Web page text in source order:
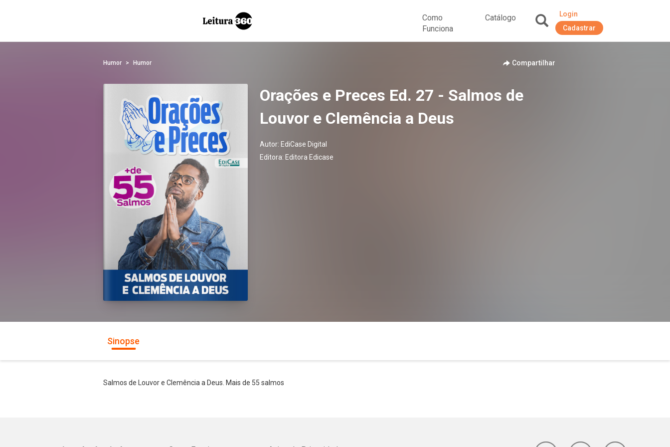
Como
Funciona
Catálogo
Login
Cadastrar
Humor Humor Compartilhar
Orações e Preces Ed. 27 - Salmos de
Louvor e Clemência a Deus
Autor: EdiCase Digital
Editora: Editora Edicase
Sinopse
Salmos de Louvor e Clemência a Deus. Mais de 55 salmos
Whatsapp